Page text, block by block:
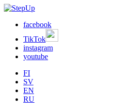
facebook
TikTok
instagram
youtube
FI
SV
EN
RU